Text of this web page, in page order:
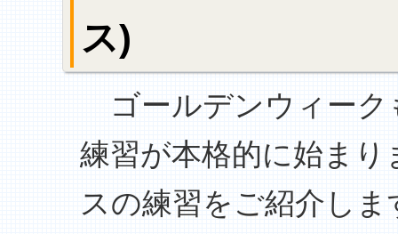
ス)
ゴールデンウィーク
練習が本格的に始ま
スの練習をご紹介し